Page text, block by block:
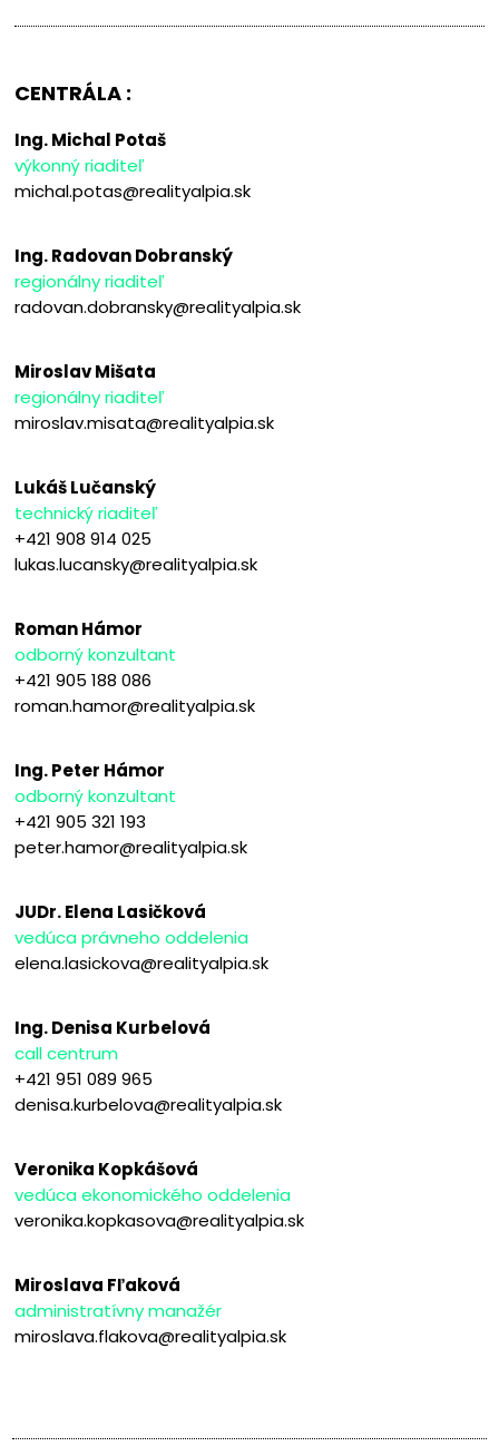
CENTRÁLA :
Ing. Michal Potaš
výkonný riaditeľ
michal.potas@realityalpia.sk
Ing. Radovan Dobranský
regionálny riaditeľ
radovan.dobransky@realityalpia.sk
Miroslav Mišata
regionálny riaditeľ
miroslav.misata@realityalpia.sk
Lukáš Lučanský
technický riaditeľ
+421 908 914 025
lukas.lucansky@realityalpia.sk
Roman Hámor
odborný konzultant
+421 905 188 086
roman.hamor@realityalpia.sk
Ing. Peter Hámor
odborný konzultant
+421 905 321 193
peter.hamor@realityalpia.sk
JUDr. Elena Lasičková
vedúca právneho oddelenia
elena.lasickova@realityalpia.sk
Ing. Denisa Kurbelová
call centrum
+421 951 089 965
denisa.kurbelova@realityalpia.sk
Veronika Kopkášová
vedúca ekonomického oddelenia
veronika.kopkasova@realityalpia.sk
Miroslava Fľaková
administratívny manažér
miroslava.flakova@realityalpia.sk